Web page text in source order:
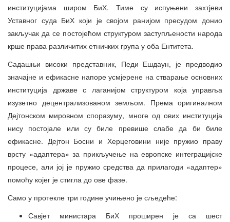
институцијама широм БиХ. Тиме су испуњени захтјеви
Уставног суда БиХ који је својом ранијом пресудом донио
закључак да се постојећом структуром заступљености народа
крше права различитих етничких група у оба Ентитета.
Садашњи високи представник, Педи Ешдаун, је предводио
значајне и ефикасне напоре усмјерене на стварање основних
институција државе с лаганијом структуром која управља
изузетно децентрализованом земљом. Према оригиналном
Дејтонском мировном споразуму, многе од ових институција
нису постојале или су биле превише слабе да би биле
ефикасне. Дејтон Босни и Херцеговини није пружио праву
врсту «адаптера» за прикључење на европске интеграцијске
процесе, али јој је пружио средства да прилагоди «адаптер»
помоћу којег је стигла до ове фазе.
Само у протекле три године учињено је сљедеће:
Савјет министара БиХ проширен је са шест